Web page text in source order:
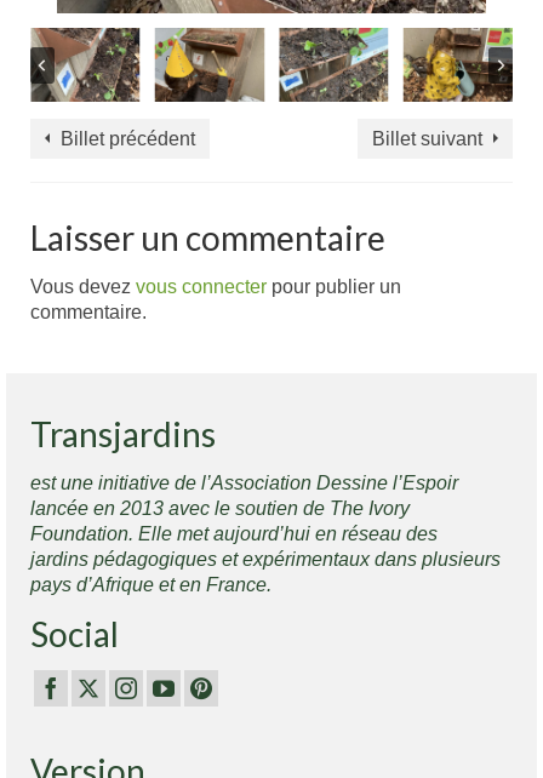
Billet précédent Billet suivant
Laisser un commentaire
Vous devez vous connecter pour publier un
commentaire.
Transjardins
est une initiative de l’Association Dessine l’Espoir
lancée en 2013 avec le soutien de The Ivory
Foundation. Elle met aujourd’hui en réseau des
jardins pédagogiques et expérimentaux dans plusieurs
pays d’Afrique et en France.
Social